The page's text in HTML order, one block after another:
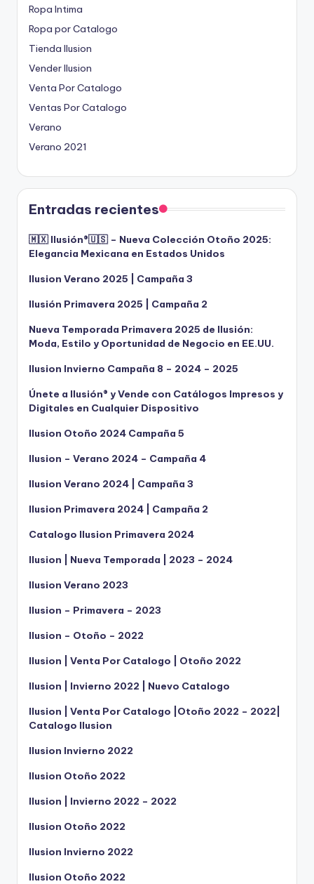
Ropa Intima
Ropa por Catalogo
Tienda Ilusion
Vender Ilusion
Venta Por Catalogo
Ventas Por Catalogo
Verano
Verano 2021
Entradas recientes
🇲🇽 Ilusión®️🇺🇸 – Nueva Colección Otoño 2025:
Elegancia Mexicana en Estados Unidos
Ilusion Verano 2025 | Campaña 3
Ilusión Primavera 2025 | Campaña 2
Nueva Temporada Primavera 2025 de Ilusión:
Moda, Estilo y Oportunidad de Negocio en EE.UU.
Ilusion Invierno Campaña 8 – 2024 – 2025
Únete a Ilusión® y Vende con Catálogos Impresos y
Digitales en Cualquier Dispositivo
Ilusion Otoño 2024 Campaña 5
Ilusion – Verano 2024 – Campaña 4
Ilusion Verano 2024 | Campaña 3
Ilusion Primavera 2024 | Campaña 2
Catalogo Ilusion Primavera 2024
Ilusion | Nueva Temporada | 2023 – 2024
Ilusion Verano 2023
Ilusion – Primavera – 2023
Ilusion – Otoño – 2022
Ilusion | Venta Por Catalogo | Otoño 2022
Ilusion | Invierno 2022 | Nuevo Catalogo
Ilusion | Venta Por Catalogo |Otoño 2022 – 2022|
Catalogo Ilusion
Ilusion Invierno 2022
Ilusion Otoño 2022
Ilusion | Invierno 2022 – 2022
Ilusion Otoño 2022
Ilusion Invierno 2022
Ilusion Otoño 2022